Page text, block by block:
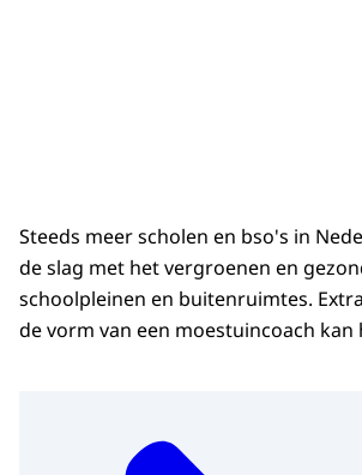
Steeds meer scholen en bso's in
de slag met het vergroenen en
schoolpleinen en buitenruimtes.
de vorm van een moestuincoach kan